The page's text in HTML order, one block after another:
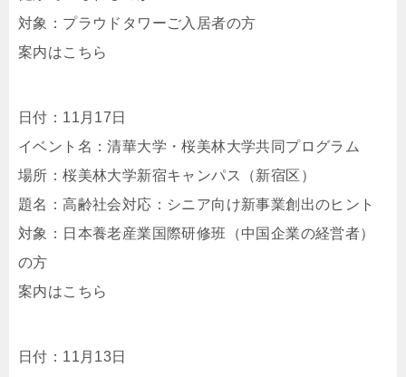
対象：プラウドタワーご入居者の方
案内はこちら
日付：11月17日
イベント名：清華大学・桜美林大学共同プログラム
場所：桜美林大学新宿キャンパス（新宿区）
題名：高齢社会対応：シニア向け新事業創出のヒント
対象：日本養老産業国際研修班（中国企業の経営者）
の方
案内はこちら
日付：11月13日